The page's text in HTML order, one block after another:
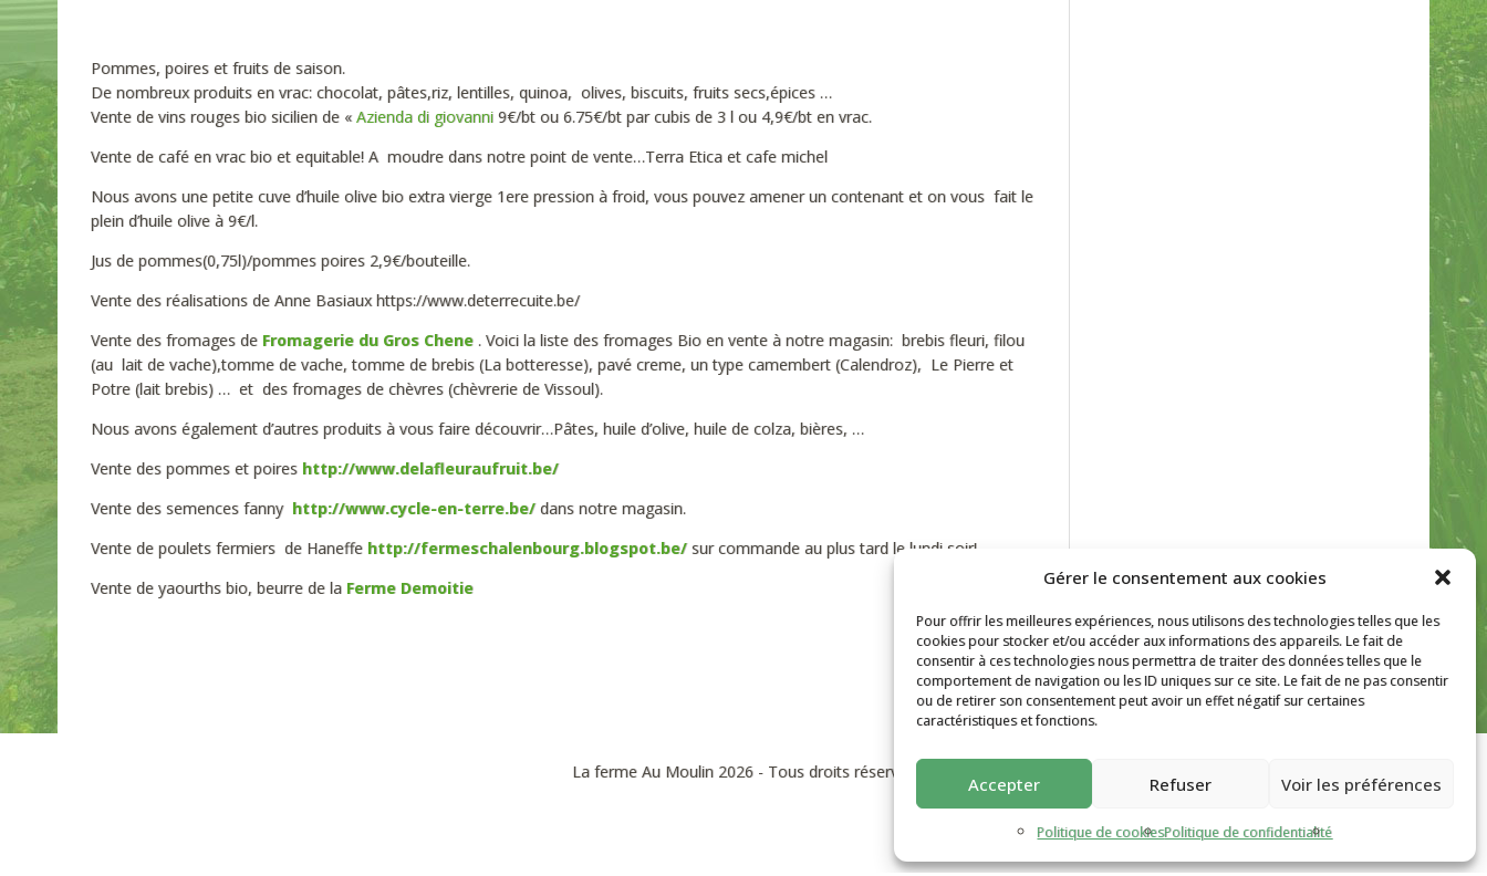
Gérer le consentement aux cookies
Pour offrir les meilleures expériences, nous utilisons des technologies telles que les
cookies pour stocker et/ou accéder aux informations des appareils. Le fait de
consentir à ces technologies nous permettra de traiter des données telles que le
comportement de navigation ou les ID uniques sur ce site. Le fait de ne pas consentir
ou de retirer son consentement peut avoir un effet négatif sur certaines
caractéristiques et fonctions.
Accepter Refuser Voir les préférences
Politique de cookiesPolitique de confidentialité
Pommes, poires et fruits de saison.
De nombreux produits en vrac: chocolat, pâtes,riz, lentilles, quinoa, olives, biscuits, fruits secs,épices …
Vente de vins rouges bio sicilien de «Azienda di giovanni 9€/bt ou 6.75€/bt par cubis de 3 l ou 4,9€/bt en vrac.
Vente de café en vrac bio et equitable! A moudre dans notre point de vente…Terra Etica et cafe michel
Nous avons une petite cuve d’huile olive bio extra vierge 1ere pression à froid, vous pouvez amener un contenant et on vous fait le
plein d’huile olive à 9€/l.
Jus de pommes(0,75l)/pommes poires 2,9€/bouteille.
Vente des réalisations de Anne Basiaux https://www.deterrecuite.be/
Vente des fromages de Fromagerie du Gros Chene . Voici la liste des fromages Bio en vente à notre magasin: brebis fleuri, filou
(au lait de vache),tomme de vache, tomme de brebis (La botteresse), pavé creme, un type camembert (Calendroz), Le Pierre et
Potre (lait brebis) … et des fromages de chèvres (chèvrerie de Vissoul).
Nous avons également d’autres produits à vous faire découvrir…Pâtes, huile d’olive, huile de colza, bières, …
Vente des pommes et poires http://www.delafleuraufruit.be/
Vente des semences fanny http://www.cycle-en-terre.be/ dans notre magasin.
Vente de poulets fermiers de Haneffe http://fermeschalenbourg.blogspot.be/ sur commande au plus tard le lundi soir!
Vente de yaourths bio, beurre de la Ferme Demoitie
La ferme Au Moulin 2026 - Tous droits réservés
Site créé par